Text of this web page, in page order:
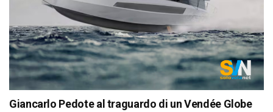
Giancarlo Pedote al traguardo di un Vendée Globe